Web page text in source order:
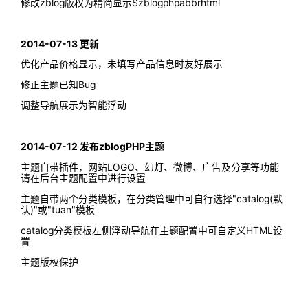
修改zblog版权为精简显示$zblogphpabbrhtml
2014-07-13 更新
优化产品价格显示，未填写产品信息时友好展示
修正主题已知Bug
调整导航展示为智能浮动
2014-07-12 发布zblogPHP主题
主题自带插件，网站LOGO、幻灯、微博、广告及分享等功能
请在后台主题配置中进行设置
主题自带两个分类模板，在分类管理中可自行选择"catalog(默
认)"或"tuan"模板
catalog分类模板左侧浮动导航在主题配置中可自定义HTML设
置
主题版权保护